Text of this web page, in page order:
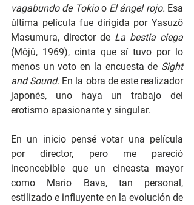
vagabundo de Tokio o El ángel rojo. Esa
última película fue dirigida por Yasuzô
Masumura, director de
(Môjû, 1969), cinta que sí tuvo por lo
menos un voto en la encuesta de Sight
and Sound. En la obra de este realizador
japonés, uno haya un trabajo del
erotismo apasionante y singular.
En un inicio pensé votar una película
por director, pero me pareció
inconcebible que un cineasta mayor
como Mario Bava, tan personal,
estilizado e influyente en la evolución de